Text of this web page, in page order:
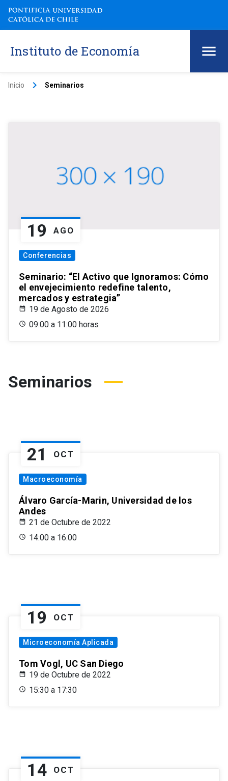
Instituto de Economía
Inicio keyboard_arrow_right Seminarios
19 AGO
Conferencias
Seminario: “El Activo que Ignoramos: Cómo
el envejecimiento redefine talento,
mercados y estrategia”
19 de Agosto de 2026
09:00 a 11:00 horas
Seminarios
21 OCT
Macroeconomía
Álvaro García-Marin, Universidad de los
Andes
21 de Octubre de 2022
14:00 a 16:00
19 OCT
Microeconomía Aplicada
Tom Vogl, UC San Diego
19 de Octubre de 2022
15:30 a 17:30
14 OCT